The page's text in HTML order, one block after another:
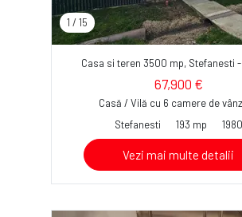
1 / 15
Casa si teren 3500 mp, Stefanesti
67,900 €
Casă / Vilă cu 6 camere de
Stefanesti
193 mp 1980
Vezi mai multe detalii